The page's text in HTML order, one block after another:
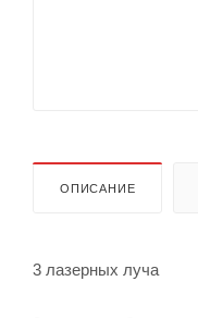
ОПИСАНИЕ
3 лазерных луча